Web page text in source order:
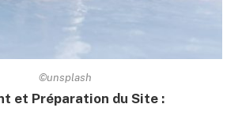
©unsplash
et Préparation du Site :